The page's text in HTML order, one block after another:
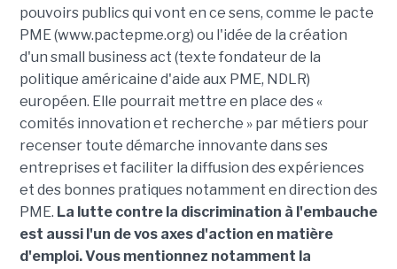
pouvoirs publics qui vont en ce sens, comme le pacte
PME (www.pactepme.org) ou l'idée de la création
d'un small business act (texte fondateur de la
politique américaine d'aide aux PME, NDLR)
européen. Elle pourrait mettre en place des «
comités innovation et recherche » par métiers pour
recenser toute démarche innovante dans ses
entreprises et faciliter la diffusion des expériences
et des bonnes pratiques notamment en direction des
PME. La lutte contre la discrimination à l'embauche
est aussi l'un de vos axes d'action en matière
d'emploi. Vous mentionnez notamment la